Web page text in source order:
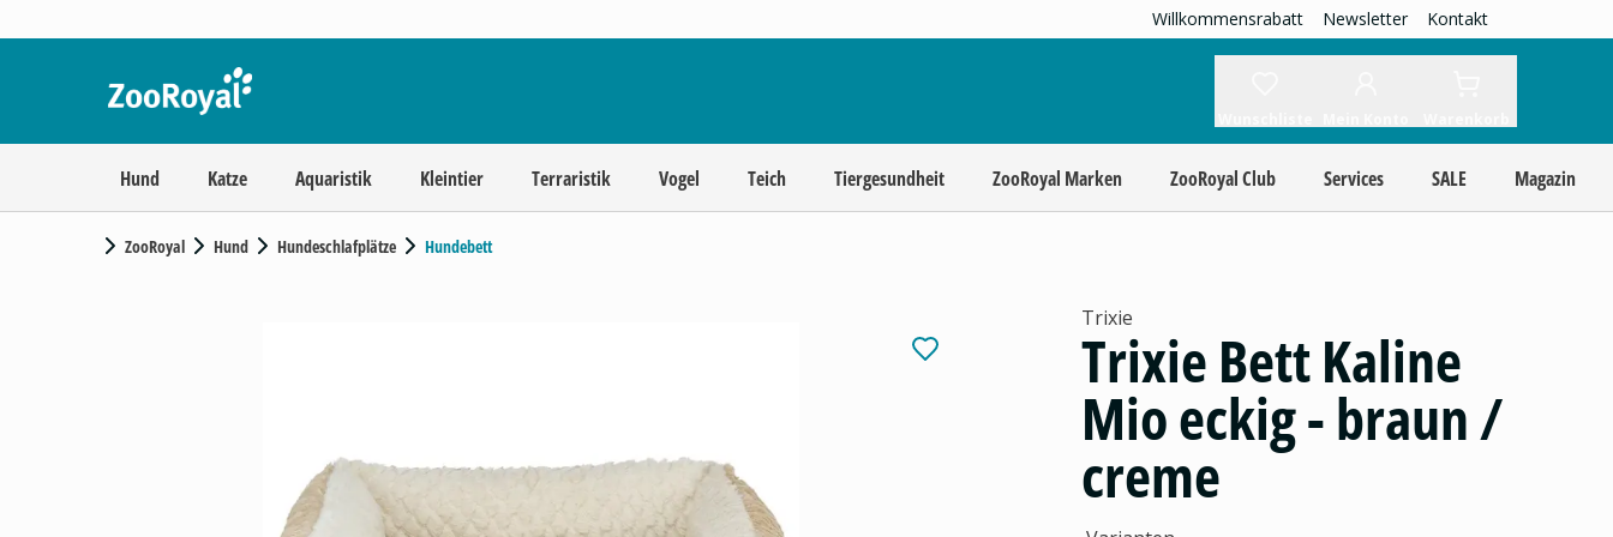
Willkommensrabatt Newsletter Kontakt
Hund Katze Aquaristik Kleintier Terraristik Vogel Teich Tiergesundheit ZooRoyal Marken ZooRoyal Club Services SALE Magazin
ZooRoyal Hund Hundeschlafplätze Hundebett
Trixie
Trixie Bett Kaline
Mio eckig - braun /
creme